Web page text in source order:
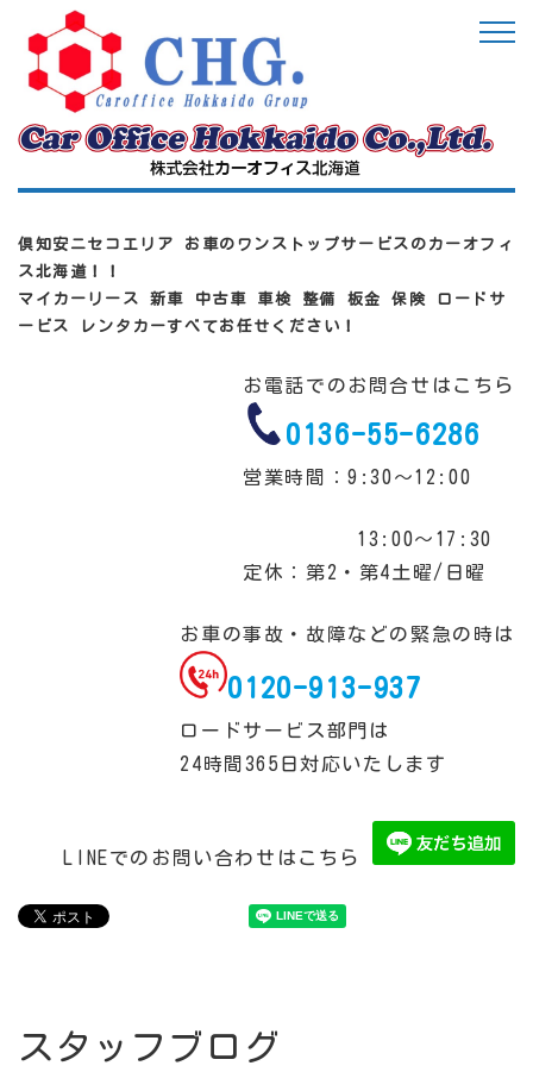
倶知安ニセコエリア お車のワンストップサービスのカーオフィ
ス北海道！！
マイカーリース 新車 中古車 車検 整備 板金 保険 ロードサ
ービス レンタカーすべてお任せください！
お電話でのお問合せはこちら
0136-55-6286
営業時間：9:30～12:00
13:00～17:30
定休：第2・第4土曜/日曜
お車の事故・故障などの緊急の時は
0120-913-937
ロードサービス部門は
24時間365日対応いたします
LINEでのお問い合わせはこちら
スタッフブログ